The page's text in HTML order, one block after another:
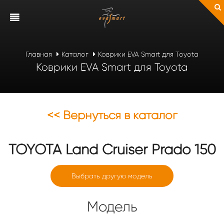
Главная Каталог Коврики EVA Smart для Toyota
Коврики EVA Smart для Toyota
<< Вернуться в каталог
TOYOTALand Cruiser Prado 150
Выбрать другую модель
Модель